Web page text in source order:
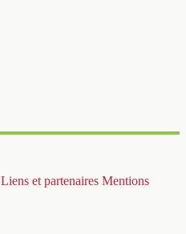
Liens et partenaires Mentions